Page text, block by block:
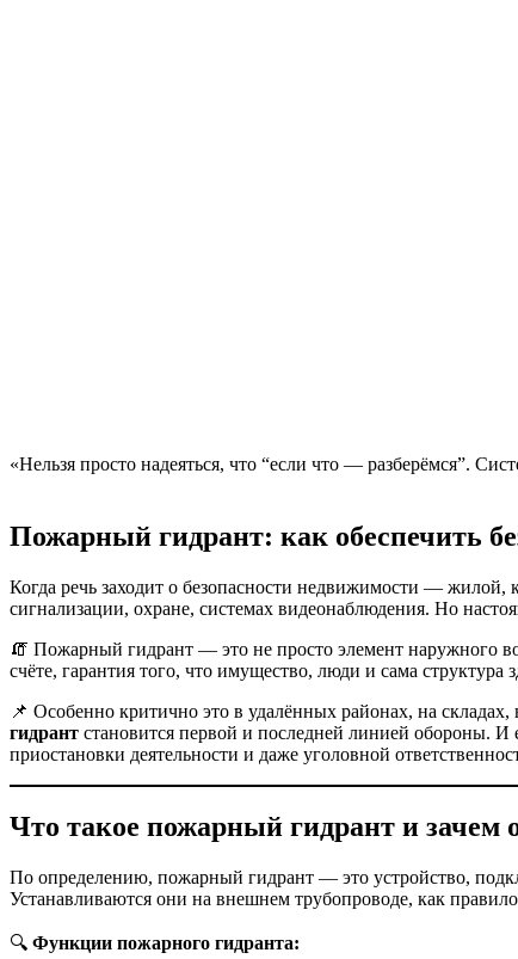
«Нельзя просто надеяться, что “если что — разберёмся”.
Пожарный гидрант: как обеспечить
Когда речь заходит о безопасности недвижимости —
сигнализации, охране, системах видеонаблюдения. Но
🧯 Пожарный гидрант — это не просто элемент наружного
счёте, гарантия того, что имущество, люди и сама
📌 Особенно критично это в удалённых районах, на
гидрант становится первой и последней линией обороны. И
приостановки деятельности и даже уголовной
Что такое пожарный гидрант и зачем
По определению, пожарный гидрант — это устройство,
Устанавливаются они на внешнем трубопроводе, как
🔍 Функции пожарного гидранта: